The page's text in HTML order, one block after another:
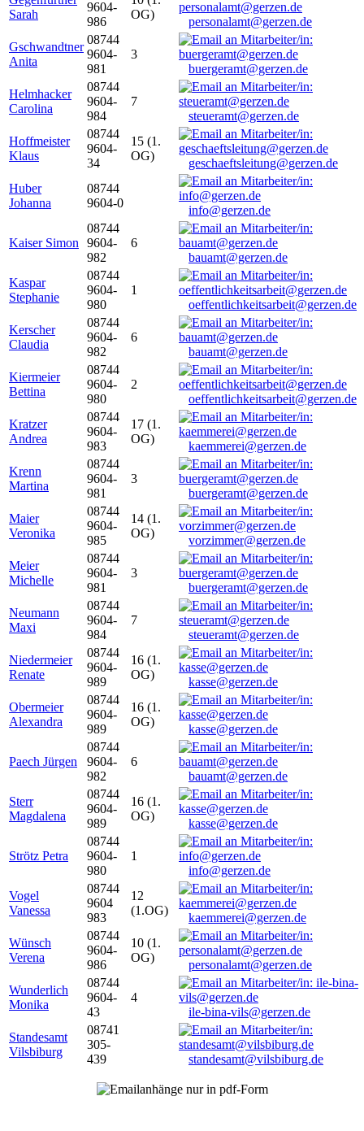
Sarah
9604-
986
OG)
personalamt@gerzen.de
Gschwandtner
Anita
08744
9604-
981
3
buergeramt@gerzen.de
Helmhacker
Carolina
08744
9604-
984
7
steueramt@gerzen.de
Hoffmeister
Klaus
08744
9604-
34
15 (1.
OG)
geschaeftsleitung@gerzen.de
Huber
Johanna
08744
9604-0
info@gerzen.de
Kaiser Simon
08744
9604-
982
6
bauamt@gerzen.de
Kaspar
Stephanie
08744
9604-
980
1
oeffentlichkeitsarbeit@gerzen.de
Kerscher
Claudia
08744
9604-
982
6
bauamt@gerzen.de
Kiermeier
Bettina
08744
9604-
980
2
oeffentlichkeitsarbeit@gerzen.de
Kratzer
Andrea
08744
9604-
983
17 (1.
OG)
kaemmerei@gerzen.de
Krenn
Martina
08744
9604-
981
3
buergeramt@gerzen.de
Maier
Veronika
08744
9604-
985
14 (1.
OG)
vorzimmer@gerzen.de
Meier
Michelle
08744
9604-
981
3
buergeramt@gerzen.de
Neumann
Maxi
08744
9604-
984
7
steueramt@gerzen.de
Niedermeier
Renate
08744
9604-
989
16 (1.
OG)
kasse@gerzen.de
Obermeier
Alexandra
08744
9604-
989
16 (1.
OG)
kasse@gerzen.de
Paech Jürgen
08744
9604-
982
6
bauamt@gerzen.de
Sterr
Magdalena
08744
9604-
989
16 (1.
OG)
kasse@gerzen.de
Strötz Petra
08744
9604-
980
1
info@gerzen.de
Vogel
Vanessa
08744
9604
983
12
(1.OG)
kaemmerei@gerzen.de
Wünsch
Verena
08744
9604-
986
10 (1.
OG)
personalamt@gerzen.de
Wunderlich
Monika
08744
9604-
43
4
ile-bina-vils@gerzen.de
Standesamt
Vilsbiburg
08741
305-
439
standesamt@vilsbiburg.de